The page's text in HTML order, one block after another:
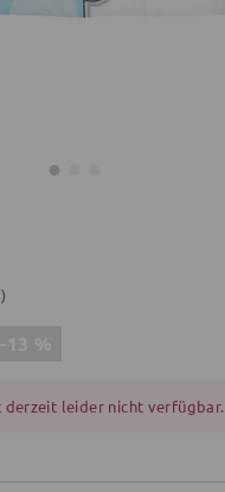
leider nicht verfügbar.